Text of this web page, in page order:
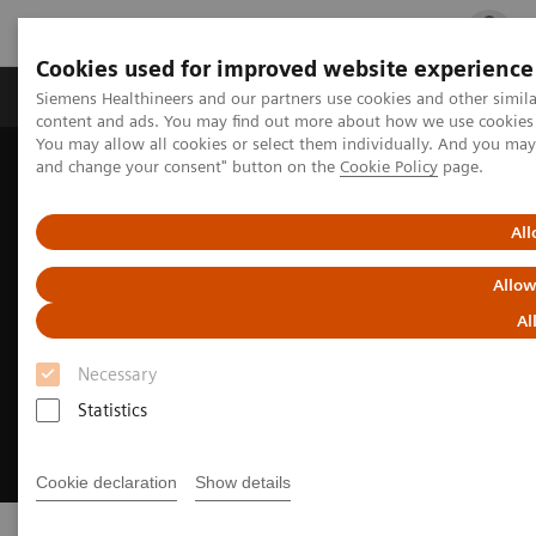
Cookies used for improved website experience
Siemens Healthineers and our partners use cookies and other
content and ads. You may find out more about how we use
You may allow all cookies or select them individually. And you
and change your consent" button on the Cookie Policy page.
Necessary
Statistics
Cookie declaration Show details
Fachbereiche Healthcare Management
Startseite Digital Solutions